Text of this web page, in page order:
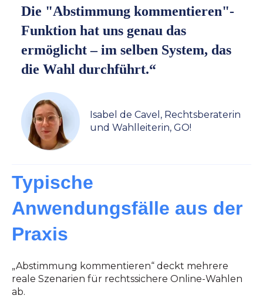
Die "Abstimmung kommentieren"-
Funktion hat uns genau das
ermöglicht – im selben System, das
die Wahl durchführt.“
Isabel de Cavel, Rechtsberaterin
und Wahlleiterin, GO!
Typische
Anwendungsfälle aus der
Praxis
„Abstimmung kommentieren“ deckt mehrere
reale Szenarien für rechtssichere Online-Wahlen
ab.